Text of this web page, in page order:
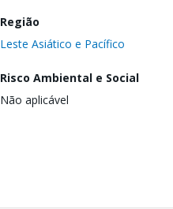
Região
Leste Asiático e Pacífico
Risco Ambiental e Social
Não aplicável